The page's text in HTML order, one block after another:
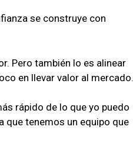
se construye con
Pero también lo es alinear
en llevar valor al mercado.
rápido de lo que yo puedo
que tenemos un equipo que